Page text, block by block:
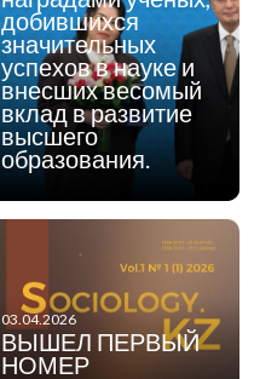
добившихся
значительных
успехов в науке и
внесших весомый
вклад в развитие
высшего
образования.
03.04.2026
ВЫШЕЛ ПЕРВЫЙ
НОМЕР